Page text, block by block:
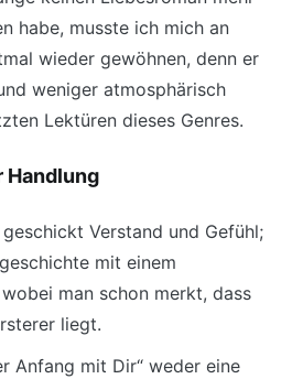
habe, musste ich mich an
wieder gewöhnen, denn er
weniger atmosphärisch
Lektüren dieses Genres.
Handlung
Verstand und Gefühl;
mit einem
man schon merkt, dass
liegt.
Anfang mit Dir“ weder eine